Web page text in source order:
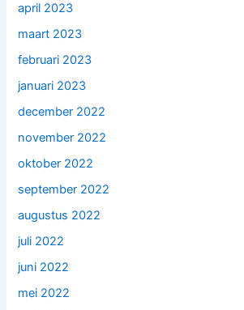
april 2023
maart 2023
februari 2023
januari 2023
december 2022
november 2022
oktober 2022
september 2022
augustus 2022
juli 2022
juni 2022
mei 2022